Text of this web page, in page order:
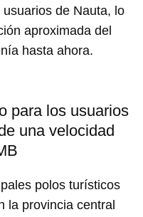
de Nauta, lo
aproximada del
hasta ahora.
para los usuarios
una velocidad
polos turísticos
la provincia central